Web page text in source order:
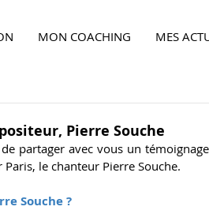
MON COACHING MES
Pierre Souche
partager avec vous un
le chanteur Pierre Souche.
Souche ?